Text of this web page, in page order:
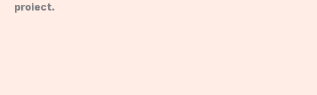
proiect.